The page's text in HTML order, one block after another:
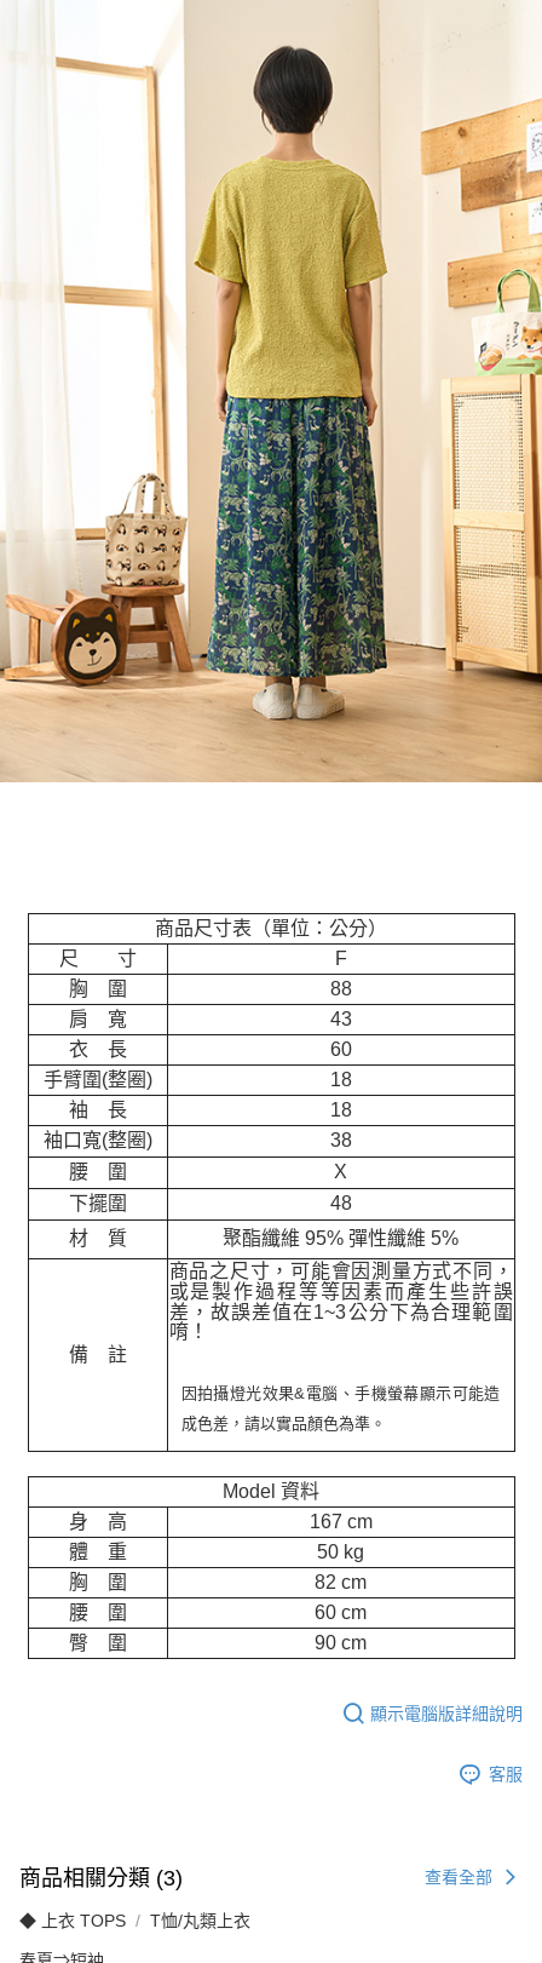
商品尺寸表（單位：公分）
尺 寸
F
胸 圍
88
肩 寬
43
衣 長
60
手臂圍(整圈)
18
袖 長
18
袖口寬(整圈)
38
腰 圍
X
下擺圍
48
材 質
聚酯纖維 95% 彈性纖維 5%
備 註
商品之尺寸，可能會因測量方式不同，
或是製作過程等等因素而產生些許誤
差，故誤差值在1~3公分下為合理範圍
唷！
因拍攝燈光效果&電腦、手機螢幕顯示可能造
成色差，請以實品顏色為準。
Model 資料
身 高
167 cm
體 重
50 kg
胸 圍
82 cm
腰 圍
60 cm
臀 圍
90 cm
顯示電腦版詳細說明
客服
商品相關分類 (3) 查看全部
◆ 上衣 TOPS T恤/丸類上衣